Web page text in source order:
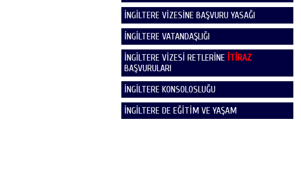
İNGİLTERE VİZESİNE BAŞVURU YASAĞI
İNGİLTERE VATANDAŞLIĞI
İNGİLTERE VİZESİ RETLERİNE İTİRAZ
BAŞVURULARI
İNGİLTERE KONSOLOSLUĞU
İNGİLTERE DE EĞİTİM VE YAŞAM